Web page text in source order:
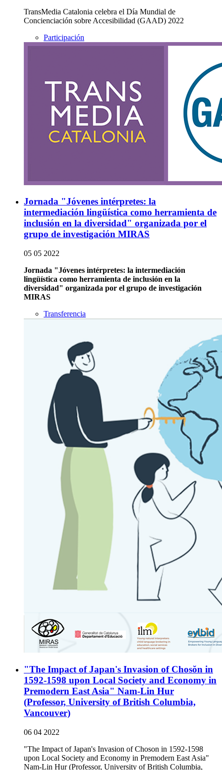
TransMedia Catalonia celebra el Día Mundial de
Concienciación sobre Accesibilidad (GAAD) 2022
Participación
Jornada "Jóvenes intérpretes: la
intermediación lingüística como herramienta de
inclusión en la diversidad" organizada por el
grupo de investigación MIRAS
05 05 2022
Jornada "Jóvenes intérpretes: la intermediación
lingüística como herramienta de inclusión en la
diversidad" organizada por el grupo de investigación
MIRAS
Transferencia
"The Impact of Japan's Invasion of Chosŏn in
1592-1598 upon Local Society and Economy in
Premodern East Asia" Nam-Lin Hur
(Professor, University of British Columbia,
Vancouver)
06 04 2022
"The Impact of Japan's Invasion of Choson in 1592-1598
upon Local Society and Economy in Premodern East Asia"
Nam-Lin Hur (Professor, University of British Columbia,